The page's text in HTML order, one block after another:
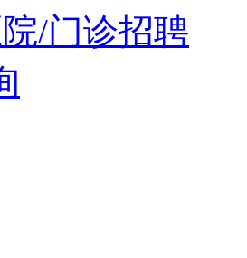
/门诊招聘